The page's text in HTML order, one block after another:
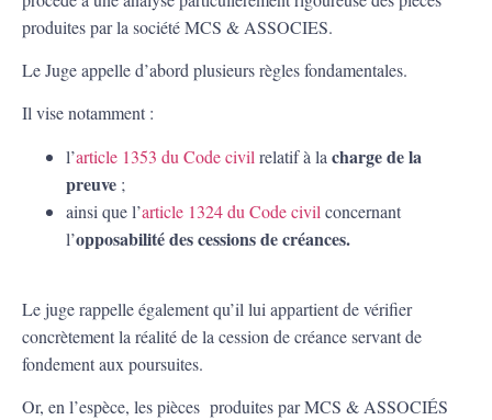
produites par la société MCS & ASSOCIES.
Le Juge appelle d’abord plusieurs règles fondamentales.
Il vise notamment :
l’article 1353 du Code civil relatif à la charge de la
preuve ;
ainsi que l’article 1324 du Code civil concernant
l’opposabilité des cessions de créances.
Le juge rappelle également qu’il lui appartient de vérifier
concrètement la réalité de la cession de créance servant de
fondement aux poursuites.
Or, en l’espèce, les pièces produites par MCS & ASSOCIÉS